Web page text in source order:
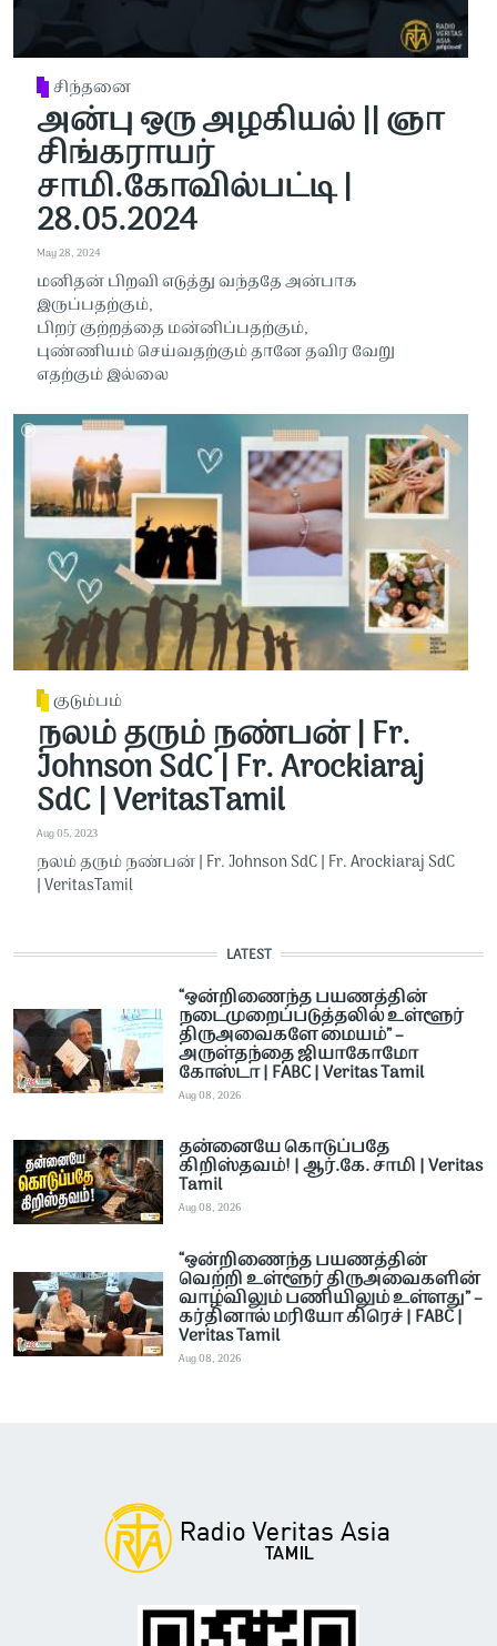
சிந்தனை
அன்பு ஒரு அழகியல் || ஞா
சிங்கராயர்
சாமி.கோவில்பட்டி |
28.05.2024
May 28, 2024
மனிதன் பிறவி எடுத்து வந்ததே அன்பாக
இருப்பதற்கும்,
பிறர் குற்றத்தை மன்னிப்பதற்கும்,
புண்ணியம் செய்வதற்கும் தானே தவிர வேறு
எதற்கும் இல்லை
குடும்பம்
நலம் தரும் நண்பன் | Fr.
Johnson SdC | Fr. Arockiaraj
SdC | VeritasTamil
Aug 05, 2023
நலம் தரும் நண்பன் | Fr. Johnson SdC | Fr. Arockiaraj SdC
| VeritasTamil
LATEST
“ஒன்றிணைந்த பயணத்தின்
நடைமுறைப்படுத்தலில் உள்ளூர்
திருஅவைகளே மையம்” –
அருள்தந்தை ஜியாகோமோ
கோஸ்டா | FABC | Veritas Tamil
Aug 08, 2026
தன்னையே கொடுப்பதே
கிறிஸ்தவம்! | ஆர்.கே. சாமி | Veritas
Tamil
Aug 08, 2026
“ஒன்றிணைந்த பயணத்தின்
வெற்றி உள்ளூர் திருஅவைகளின்
வாழ்விலும் பணியிலும் உள்ளது” –
கர்தினால் மரியோ கிரெச் | FABC |
Veritas Tamil
Aug 08, 2026